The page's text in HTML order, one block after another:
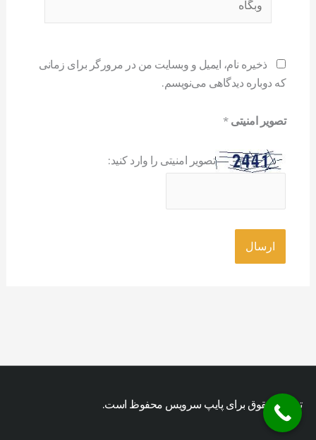
ذخیره نام، ایمیل و وبسایت من در مرورگر برای زمانی
که دوباره دیدگاهی می‌نویسم.
تصویر امنیتی*
تصویر امنیتی را وارد کنید:
تمامی حقوق برای پایپ سرویس محفوظ است.